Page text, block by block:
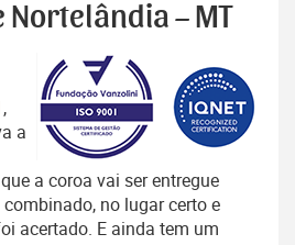
Nortelândia – MT
,
a
a coroa vai ser entregue
no lugar certo e
acertado. E ainda tem um